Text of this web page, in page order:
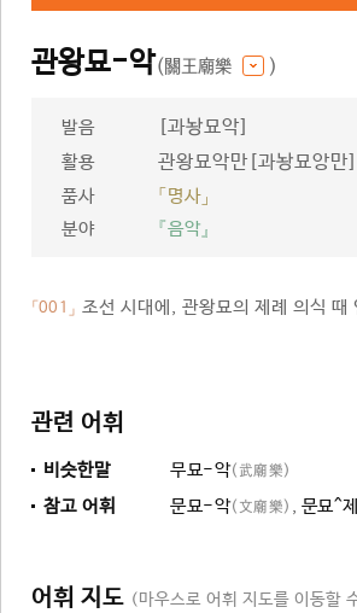
관왕묘-악(關王廟樂 )
발음 [과놩묘악]
활용 관왕묘악만[과놩묘앙만]
품사
「명사」
분야
『음악』
「001」 조선 시대에, 관왕묘의 제례 의식 때
관련 어휘
비슷한말 무묘-악(武廟樂)
참고 어휘 문묘-악(文廟樂) , 문묘^
어휘 지도 (마우스로 어휘 지도를 이동할